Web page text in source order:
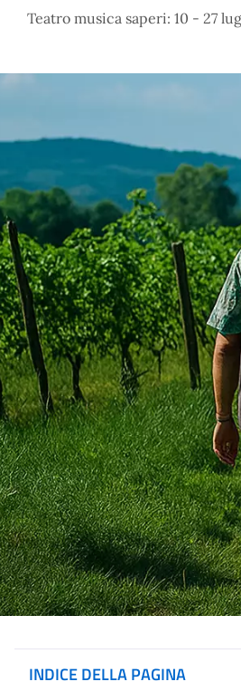
Teatro musica saperi: 10 - 27
INDICE DELLA PAGINA